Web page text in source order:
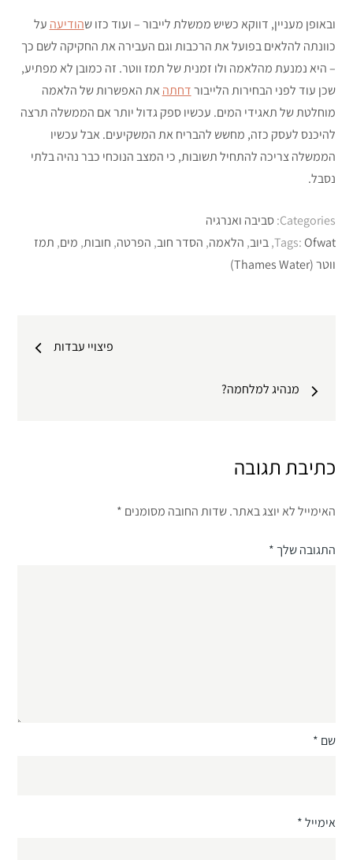
ובאופן מעניין, דווקא כשיש ממשלת לייבור – ועוד כזו שהודיעה על
כוונתה להלאים בפועל את הרכבות וגם העבירה את החקיקה לשם כך
– היא נמנעת מהלאמה ולו זמנית של תמז ווטר. זה כמובן לא מפתיע,
שכן עוד לפני הבחירות הלייבורדחתה את האפשרות של הלאמה
מוחלטת של תאגידי המים. עכשיו ספק גדול יותר אם הממשלה תרצה
להיכנס לעסק כזה, מחשש להבריח את המשקיעים. אבל עכשיו
הממשלה צריכה להתחיל תשובות, כי המצב הנוכחי כבר נהיה בלתי
נסבל.
Categories: סביבה ואנרגיה
Tags:Ofwat
,ביוב, הלאמה, הסדר חוב, הפרטה, חובות, מים, תמז
ווטר (Thames Water)
פיצויי עבדות
מנהיג למלחמה?
כתיבת תגובה
האימייל לא יוצג באתר. שדות החובה מסומנים *
התגובה שלך*
שם *
אימייל*